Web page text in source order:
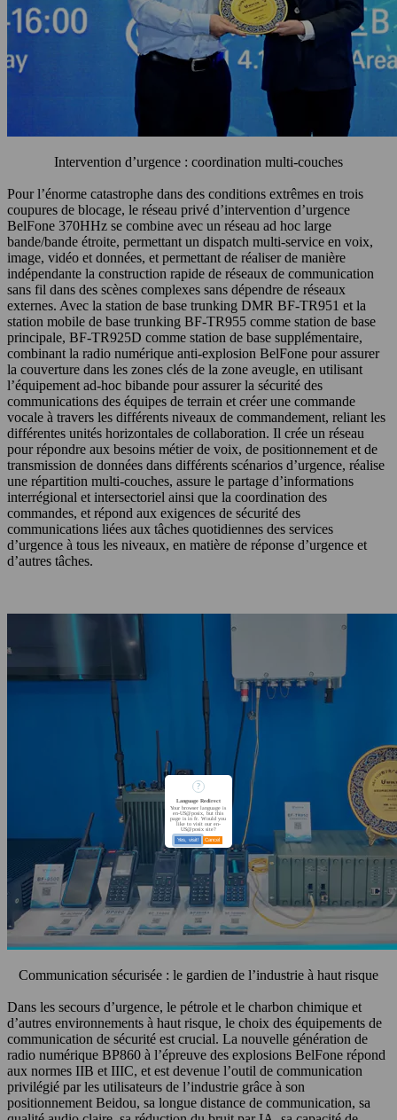
Intervention d’urgence : coordination multi-couches
Pour l’énorme catastrophe dans des conditions extrêmes en trois
coupures de blocage, le réseau privé d’intervention d’urgence
BelFone 370HHz se combine avec un réseau ad hoc large
bande/bande étroite, permettant un dispatch multi-service en voix,
image, vidéo et données, et permettant de réaliser de manière
indépendante la construction rapide de réseaux de communication
sans fil dans des scènes complexes sans dépendre de réseaux
externes. Avec la station de base trunking DMR BF-TR951 et la
station mobile de base trunking BF-TR955 comme station de base
principale, BF-TR925D comme station de base supplémentaire,
combinant la radio numérique anti-explosion BelFone pour assurer
la couverture dans les zones clés de la zone aveugle, en utilisant
l’équipement ad-hoc bibande pour assurer la sécurité des
communications des équipes de terrain et créer une commande
vocale à travers les différents niveaux de commandement, reliant les
différentes unités horizontales de collaboration. Il crée un réseau
pour répondre aux besoins métier de voix, de positionnement et de
transmission de données dans différents scénarios d’urgence, réalise
une répartition multi-couches, assure le partage d’informations
interrégional et intersectoriel ainsi que la coordination des
commandes, et répond aux exigences de sécurité des
communications liées aux tâches quotidiennes des services
d’urgence à tous les niveaux, en matière de réponse d’urgence et
d’autres tâches.
Communication sécurisée : le gardien de l’industrie à haut risque
Dans les secours d’urgence, le pétrole et le charbon chimique et
d’autres environnements à haut risque, le choix des équipements de
communication de sécurité est crucial. La nouvelle génération de
radio numérique BP860 à l’épreuve des explosions BelFone répond
aux normes IIB et IIIC, et est devenue l’outil de communication
privilégié par les utilisateurs de l’industrie grâce à son
positionnement Beidou, sa longue distance de communication, sa
?
Language Redirect
Your browser language is
en-US@posix, but this
page is in fr. Would you
like to visit our en-
US@posix site?
Yes, visit! Cancel